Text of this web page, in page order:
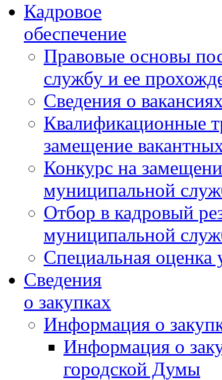
Кадровое
обеспечение
Правовые основы
службу и ее
Сведения о
Квалификационные
замещение
Конкурс на
муниципальной
Отбор в кадровый
муниципальной
Специальная оценка
Сведения
о закупках
Информация о
Информация о
городской Думы